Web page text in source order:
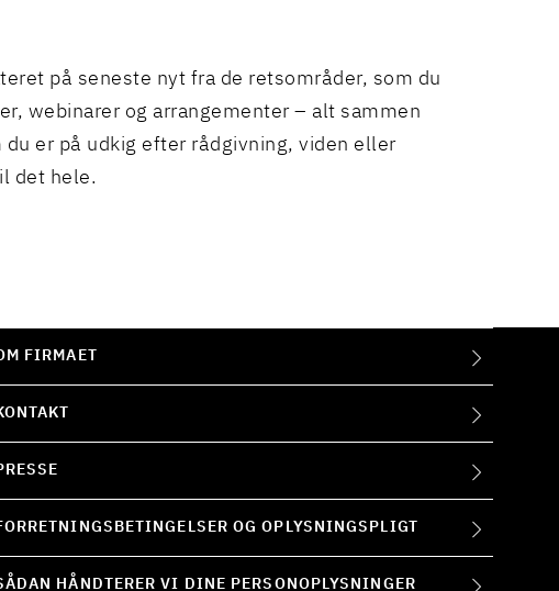
på seneste nyt fra de retsområder, som du
webinarer og arrangementer – alt sammen
er på udkig efter rådgivning, viden eller
det hele.
FIRMAET
OG OPLYSNINGSPLIGT
HÅNDTERER VI DINE PERSONOPLYSNINGER